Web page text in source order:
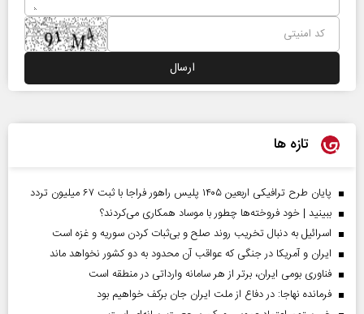
تازه ها
پایان طرح ترافیکی اربعین ۱۴۰۵ پلیس راهور فراجا با ثبت ۶۷ میلیون تردد
ببینید | خود فروخته‌ها چطور با موساد همکاری می‌کردند؟
اسرائیل به دنبال تخریب روند صلح و بی‌ثبات کردن سوریه و غزه است
ایران و آمریکا در جنگی که عواقب آن محدود به دو کشور نخواهد ماند
فناوری بومی ایران، برتر از هر سامانه وارداتی در منطقه است
فرمانده نهاجا: در دفاع از ملت ایران جان برکف خواهیم بود